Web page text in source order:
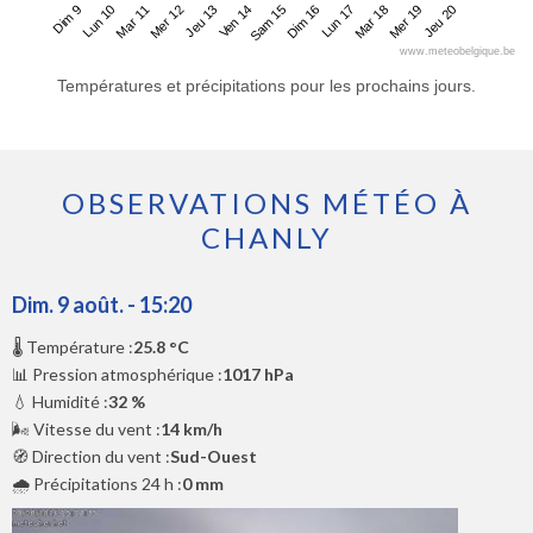
Dim 9Lun 10Mar 11Mer 12Jeu 13Ven 14Sam 15Dim 16Lun 17Mar 18Mer 19Jeu 20
www.meteobelgique.be
Températures et précipitations pour les prochains jours.
OBSERVATIONS MÉTÉO À
CHANLY
Dim. 9 août. - 15:20
🌡️ Température :25.8 °C
📊 Pression atmosphérique :1017 hPa
💧 Humidité :32 %
🌬️ Vitesse du vent :14 km/h
🧭 Direction du vent :Sud-Ouest
🌧️ Précipitations 24 h :0 mm